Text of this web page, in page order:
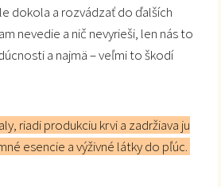
dokola a rozvádzať do ďalších
nevedie a nič nevyrieši, len nás to
a najmä – veľmi to škodí
riadi produkciu krvi a zadržiava ju
esencie a výživné látky do pľúc.